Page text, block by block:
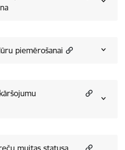
piemērošanai
muitas statusa